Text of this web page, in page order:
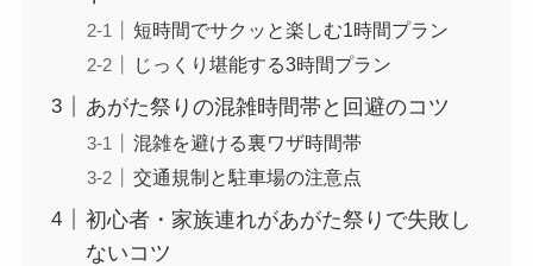
短時間でサクッと楽しむ1時間プラン
じっくり堪能する3時間プラン
あがた祭りの混雑時間帯と回避のコツ
混雑を避ける裏ワザ時間帯
交通規制と駐車場の注意点
初心者・家族連れがあがた祭りで失敗し
ないコツ